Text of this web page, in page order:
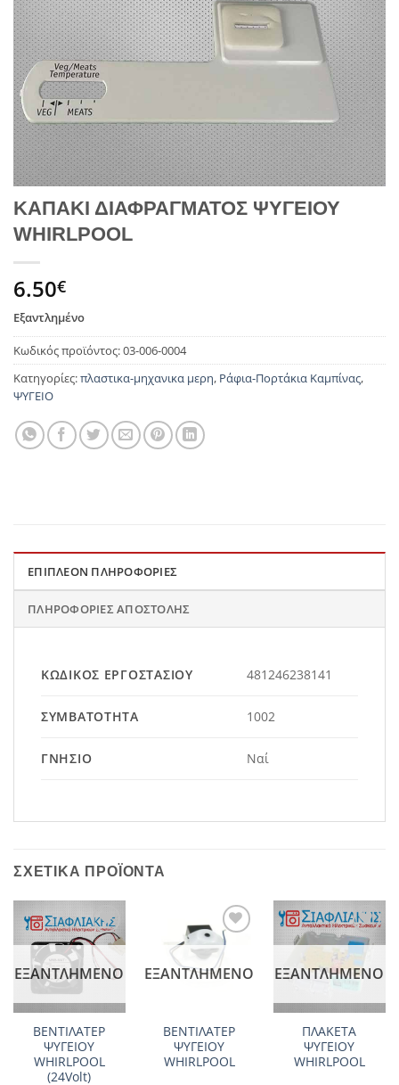
ΚΑΠΑΚΙ ΔΙΑΦΡΑΓΜΑΤΟΣ ΨΥΓΕΙΟΥ
WHIRLPOOL
6.50€
Εξαντλημένο
Κωδικός προϊόντος:03-006-0004
Κατηγορίες:πλαστικα-μηχανικα μερη, Ράφια-Πορτάκια Καμπίνας,
ΨΥΓΕΙΟ
ΕΠΙΠΛΈΟΝ ΠΛΗΡΟΦΟΡΊΕΣ
ΠΛΗΡΟΦΟΡΊΕΣ ΑΠΟΣΤΟΛΉΣ
ΚΩΔΙΚΌΣ ΕΡΓΟΣΤΑΣΊΟΥ 481246238141
ΣΥΜΒΑΤΌΤΗΤΑ 1002
ΓΝΉΣΙΟ Ναί
ΣΧΕΤΙΚΆ ΠΡΟΪΌΝΤΑ
Add to
wishlist
ΕΞΑΝΤΛΗΜΈΝΟ
ΒΕΝΤΙΛΑΤΕΡ
ΨΥΓΕΙΟY
WHIRLPOOL
(24Volt)
Add to
wishlist
ΕΞΑΝΤΛΗΜΈΝΟ
ΒΕΝΤΙΛΑΤΕΡ
ΨΥΓΕΙΟY
WHIRLPOOL
Add to
wishlist
ΕΞΑΝΤΛΗΜΈΝΟ
ΠΛΑΚΕΤΑ
ΨΥΓΕΙΟΥ
WHIRLPOOL